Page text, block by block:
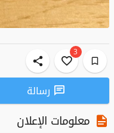
3
رسالة
معلومات الإعلان